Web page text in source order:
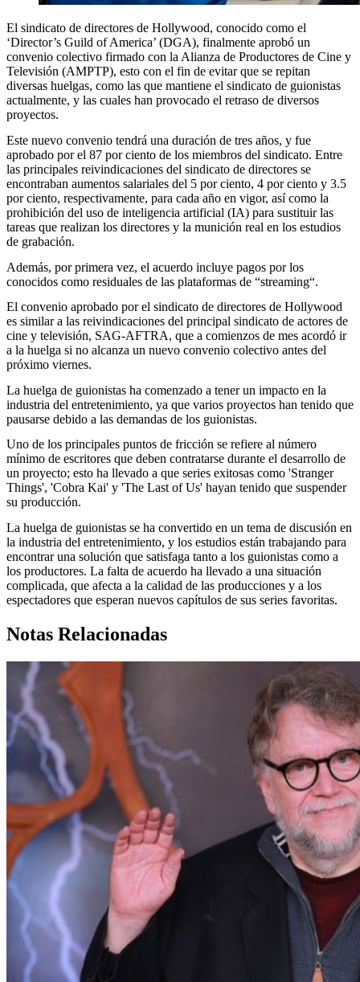
El sindicato de directores de Hollywood, conocido como el
‘Director’s Guild of America’ (DGA), finalmente aprobó un
convenio colectivo firmado con la Alianza de Productores de Cine y
Televisión (AMPTP), esto con el fin de evitar que se repitan
diversas huelgas, como las que mantiene el sindicato de guionistas
actualmente, y las cuales han provocado el retraso de diversos
proyectos.
Este nuevo convenio tendrá una duración de tres años, y fue
aprobado por el 87 por ciento de los miembros del sindicato. Entre
las principales reivindicaciones del sindicato de directores se
encontraban aumentos salariales del 5 por ciento, 4 por ciento y 3.5
por ciento, respectivamente, para cada año en vigor, así como la
prohibición del uso de inteligencia artificial (IA) para sustituir las
tareas que realizan los directores y la munición real en los estudios
de grabación.
Además, por primera vez, el acuerdo incluye pagos por los
conocidos como residuales de las plataformas de “streaming“.
El convenio aprobado por el sindicato de directores de Hollywood
es similar a las reivindicaciones del principal sindicato de actores de
cine y televisión, SAG-AFTRA, que a comienzos de mes acordó ir
a la huelga si no alcanza un nuevo convenio colectivo antes del
próximo viernes.
La huelga de guionistas ha comenzado a tener un impacto en la
industria del entretenimiento, ya que varios proyectos han tenido que
pausarse debido a las demandas de los guionistas.
Uno de los principales puntos de fricción se refiere al número
mínimo de escritores que deben contratarse durante el desarrollo de
un proyecto; esto ha llevado a que series exitosas como 'Stranger
Things', 'Cobra Kai' y 'The Last of Us' hayan tenido que suspender
su producción.
La huelga de guionistas se ha convertido en un tema de discusión en
la industria del entretenimiento, y los estudios están trabajando para
encontrar una solución que satisfaga tanto a los guionistas como a
los productores. La falta de acuerdo ha llevado a una situación
complicada, que afecta a la calidad de las producciones y a los
espectadores que esperan nuevos capítulos de sus series favoritas.
Notas Relacionadas